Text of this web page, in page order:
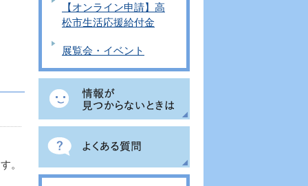
。
【オンライン申請】高
松市生活応援給付金
展覧会・イベント